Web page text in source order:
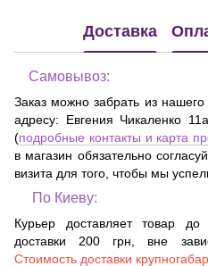
Доставка
Самовывоз:
Заказ можно забрать из
адресу: Евгения Чикаленко
(подробные контакты и карта
в магазин обязательно
визита для того, чтобы мы
По Киеву:
Курьер доставляет товар
доставки 200 грн, вне
Стоимость доставки